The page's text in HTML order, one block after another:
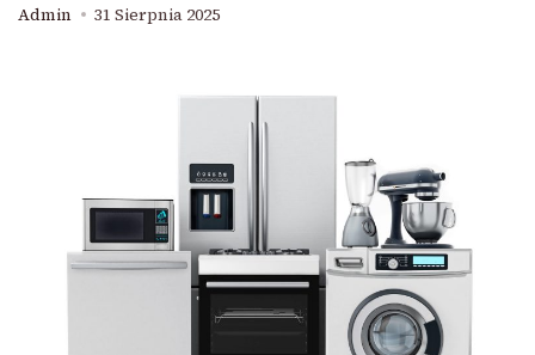
Admin 31 Sierpnia 2025